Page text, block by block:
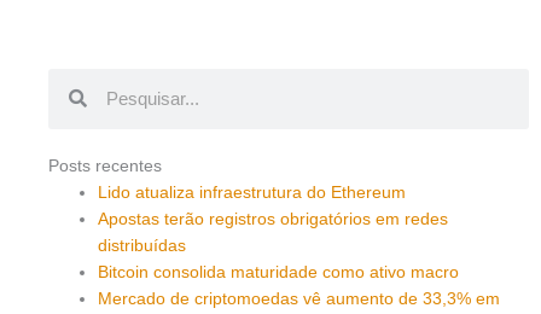
Posts recentes
Lido atualiza infraestrutura do Ethereum
Apostas terão registros obrigatórios em redes
distribuídas
Bitcoin consolida maturidade como ativo macro
Mercado de criptomoedas vê aumento de 33,3% em